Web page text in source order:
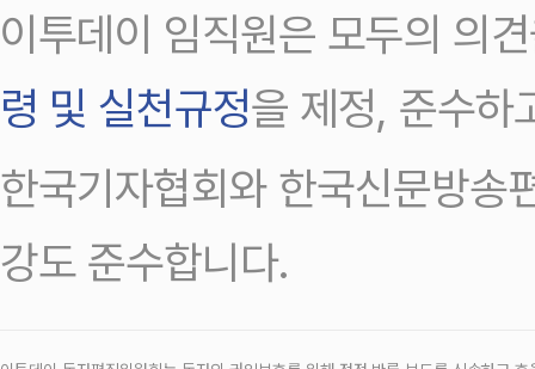
이투데이 임직원은 모두의 의
령 및 실천규정을 제정, 준수하
한국기자협회와 한국신문방송
강도 준수합니다.